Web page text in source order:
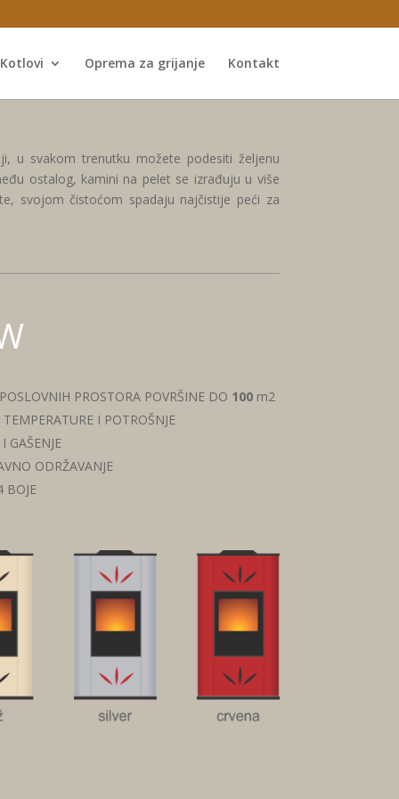
Kotlovi Oprema za grijanje Kontakt
u svakom trenutku možete podesiti željenu
ostalog, kamini na pelet se izrađuju u više
svojom čistoćom spadaju najčistije peći za
PROSTORA POVRŠINE DO 100m2
I POTROŠNJE
GAŠENJE
ODRŽAVANJE
BOJE